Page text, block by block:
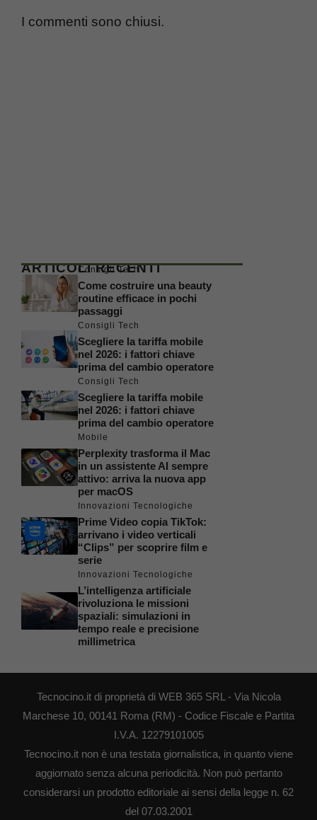
I commenti sono chiusi.
ARTICOLI RECENTI
Consigli Tech
Come costruire una beauty
routine efficace in pochi
passaggi
Consigli Tech
Scegliere la tariffa mobile
nel 2026: i fattori chiave
prima del cambio operatore
Consigli Tech
Scegliere la tariffa mobile
nel 2026: i fattori chiave
prima del cambio operatore
Mobile
Perplexity trasforma il Mac
in un assistente AI sempre
attivo: arriva la nuova app
per macOS
Innovazioni Tecnologiche
Prime Video copia TikTok:
arrivano i video verticali
“Clips” per scoprire film e
serie
Innovazioni Tecnologiche
L’intelligenza artificiale
rivoluziona le missioni
spaziali: simulazioni in
tempo reale e precisione
millimetrica
Tecnocino.it di proprietà di WEB 365 SRL - Via Nicola
Marchese 10, 00141 Roma (RM) - Codice Fiscale e Partita
I.V.A. 12279101005
Tecnocino.it non è una testata giornalistica, in quanto viene
aggiornato senza alcuna periodicità. Non può pertanto
considerarsi un prodotto editoriale ai sensi della legge n. 62
del 07.03.2001